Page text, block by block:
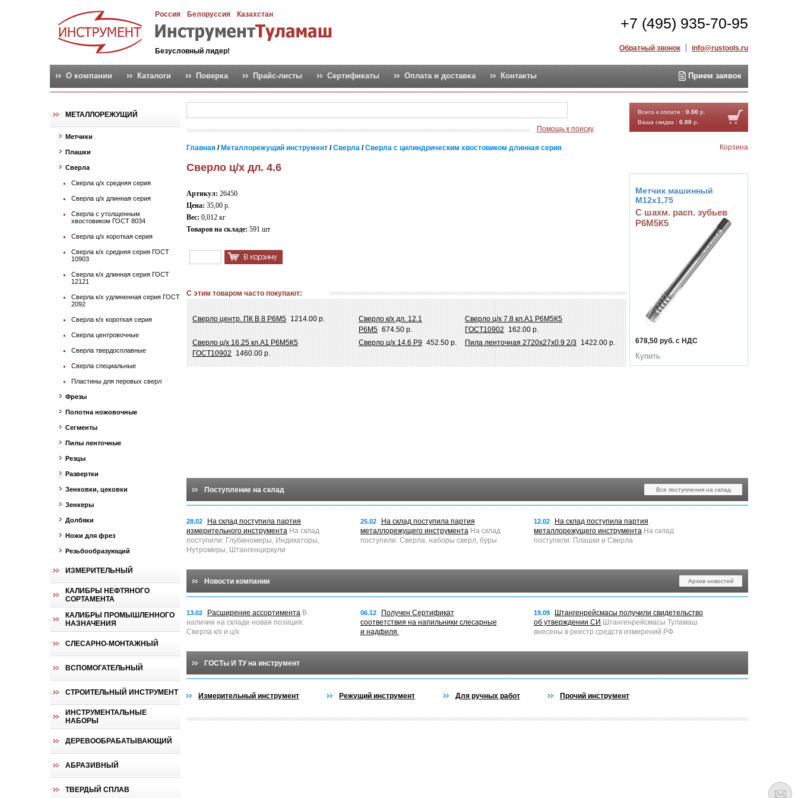
Россия Белоруссия Казахстан
Безусловный лидер!
+7 (495) 935-70-95
Обратный звонок info@rustools.ru
О компании Каталоги Поверка Прайс-листы Сертификаты Оплата и доставка Контакты Прием заявок
МЕТАЛЛОРЕЖУЩИЙ
Метчики
Плашки
Сверла
Сверла ц/х средняя серия
Сверла ц/х длинная серия
Сверла с утолщенным
хвостовиком ГОСТ 8034
Сверла ц/х короткая серия
Сверла к/х средняя серия ГОСТ
10903
Сверла к/х длинная серия ГОСТ
12121
Сверла к/х удлиненная серия ГОСТ
2092
Сверла к/х короткая серия
Сверла центровочные
Сверла твердосплавные
Сверла специальные
Пластины для перовых сверл
Фрезы
Полотна ножовочные
Сегменты
Пилы ленточные
Резцы
Развертки
Зенковки, цековки
Зенкеры
Долбяки
Ножи для фрез
Резьбообразующий
ИЗМЕРИТЕЛЬНЫЙ
КАЛИБРЫ НЕФТЯНОГО
СОРТАМЕНТА
КАЛИБРЫ ПРОМЫШЛЕННОГО
НАЗНАЧЕНИЯ
СЛЕСАРНО-МОНТАЖНЫЙ
ВСПОМОГАТЕЛЬНЫЙ
СТРОИТЕЛЬНЫЙ ИНСТРУМЕНТ
ИНСТРУМЕНТАЛЬНЫЕ
НАБОРЫ
ДЕРЕВООБРАБАТЫВАЮЩИЙ
АБРАЗИВНЫЙ
ТВЕРДЫЙ СПЛАВ
Помощь к поиску
Всего к оплате : 0.00 р.
Ваша скидка : 0.00 р.
Корзина
Главная / Металлорежущий инструмент /Сверла /Сверла с цилиндрическим хвостовиком длинная серия
Сверло ц/х дл. 4.6
Артикул: 26450
Цена: 35,00 р.
Вес: 0,012 кг
Товаров на складе: 591 шт
С этим товаром часто покупают:
Сверло центр. ПК В 8 Р6М5 1214.00 р.
Сверло к/х дл. 12.1
Р6М5 674.50 р.
Сверло ц/х 7.8 кл.А1 Р6М5К5
ГОСТ10902 162.00 р.
Сверло ц/х 16.25 кл.А1 Р6М5К5
ГОСТ10902 1460.00 р.
Сверло ц/х 14.6 Р9 452.50 р. Пила ленточная 2720х27х0.9 2/3 1422.00 р. 678,50 руб. с НДС
Купить
Метчик машинный
М12х1,75
С шахм. расп. зубьев
Р6М5К5
Поступление на склад Все поступления на склад
28.02
На склад поступила партия
измерительного инструмента На склад
поступили: Глубиномеры, Индикаторы,
Нутромеры, Штангенциркули
25.02
На склад поступила партия
металлорежущего инструментаНа склад
поступили: Сверла, наборы сверл, буры
12.02
На склад поступила партия
металлорежущего инструмента На склад
поступили: Плашки и Сверла
Новости компании Архив новостей
13.02 Расширение ассортимента В
наличии на складе новая позиция:
Сверла к/х и ц/х
06.12
Получен Сертификат
соответствия на напильники слесарные
и надфиля.
19.09
Штангенрейсмасы получили свидетельство
об утверждении СИ Штангенрейсмасы Туламаш
внесены в реестр средств измерений РФ
ГОСТы И ТУ на инструмент
Измерительный инструмент Режущий инструмент Для ручных работ Прочий инструмент